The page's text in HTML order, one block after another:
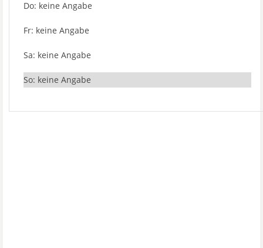
Do: keine Angabe
Fr: keine Angabe
Sa: keine Angabe
So: keine Angabe